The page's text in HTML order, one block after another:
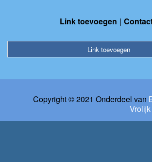
Link toevoegen
Link toevoegen
Copyright © 2021 Onderdeel van